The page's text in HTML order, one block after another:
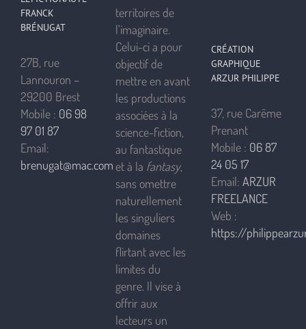
FRANCK
BRÉNUGAT
27B, rue
Lannouron –
29200 Brest
Mobile : 06 98
97 01 87
Email:
brenugat@mac.com
territoires de
l’imaginaire.
Celui-ci a pour
objectif de
mettre en avant
les productions
associées à la
science-fiction,
au fantastique
et à la fantasy,
sans omettre
naturellement
les singuliers
domaines
flirtant avec les
limites du
genre. Il vise à
offrir aux
lecteurs un
CRÉATION
GRAPHIQUE
ARZUR PHILIPPE
37, rue Carême
Prenant
Mobile : 06 87
24 05 17
Email: ARZUR
FREELANCE
Web :
https://